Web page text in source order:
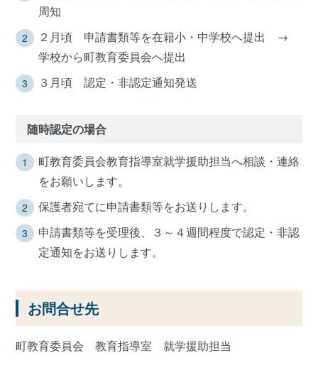
周知
２月頃 申請書類等を在籍小・中学校へ提出 →
学校から町教育委員会へ提出
３月頃 認定・非認定通知発送
随時認定の場合
町教育委員会教育指導室就学援助担当へ相談・連絡
をお願いします。
保護者宛てに申請書類等をお送りします。
申請書類等を受理後、３～４週間程度で認定・非認
定通知をお送りします。
お問合せ先
町教育委員会 教育指導室 就学援助担当